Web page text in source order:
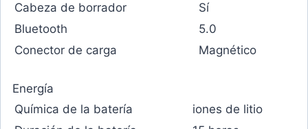
Cabeza de borrador
Sí
Bluetooth
5.0
Conector de carga
Magnético
Energía
Química de la batería
iones de litio